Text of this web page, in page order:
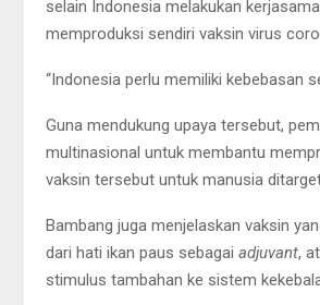
selain Indonesia melakukan
memproduksi sendiri vaksin virus
“Indonesia perlu memiliki kebebasan
Guna mendukung upaya tersebut,
multinasional untuk membantu
vaksin tersebut untuk manusia
Bambang juga menjelaskan vaksin
dari hati ikan paus sebagai adjuvant,
stimulus tambahan ke sistem